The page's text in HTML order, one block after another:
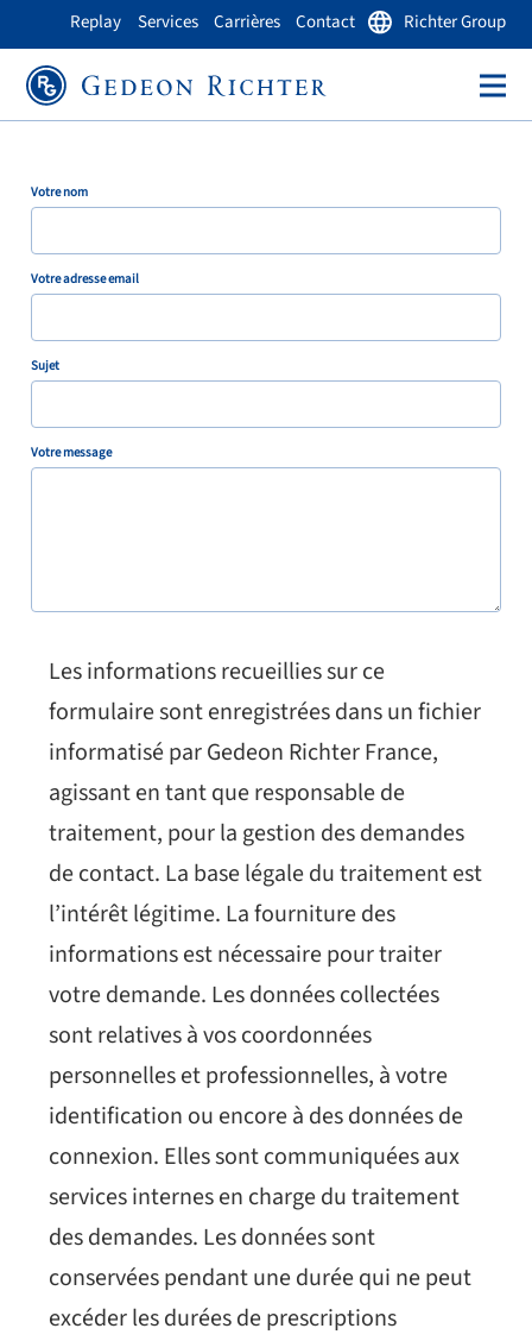
Replay Services Carrières Contact Richter Group
Votre nom
Votre adresse email
Sujet
Votre message
Les informations recueillies sur ce
formulaire sont enregistrées dans un fichier
informatisé par Gedeon Richter France,
agissant en tant que responsable de
traitement, pour la gestion des demandes
de contact. La base légale du traitement est
l’intérêt légitime. La fourniture des
informations est nécessaire pour traiter
votre demande. Les données collectées
sont relatives à vos coordonnées
personnelles et professionnelles, à votre
identification ou encore à des données de
connexion. Elles sont communiquées aux
services internes en charge du traitement
des demandes. Les données sont
conservées pendant une durée qui ne peut
excéder les durées de prescriptions